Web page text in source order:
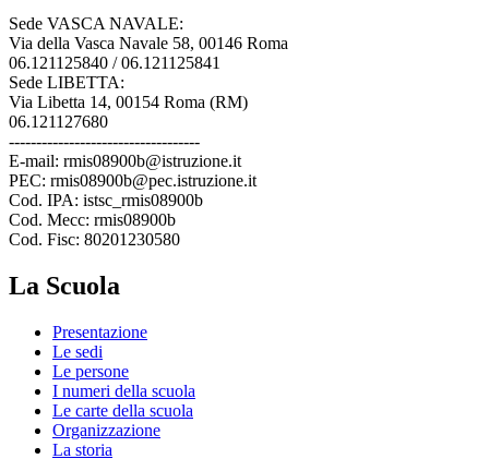
Sede VASCA NAVALE:
Via della Vasca Navale 58, 00146 Roma
06.121125840 / 06.121125841
Sede LIBETTA:
Via Libetta 14, 00154 Roma (RM)
06.121127680
-----------------------------------
E-mail: rmis08900b@istruzione.it
PEC: rmis08900b@pec.istruzione.it
Cod. IPA: istsc_rmis08900b
Cod. Mecc: rmis08900b
Cod. Fisc: 80201230580
La Scuola
Presentazione
Le sedi
Le persone
I numeri della scuola
Le carte della scuola
Organizzazione
La storia